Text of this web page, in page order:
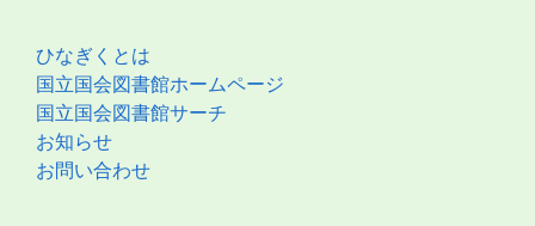
ひなぎくとは
国立国会図書館ホームページ
国立国会図書館サーチ
お知らせ
お問い合わせ